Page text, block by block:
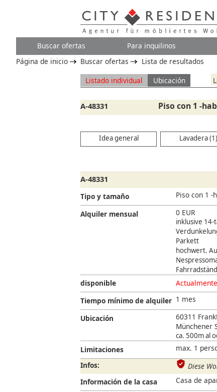
Buscar ofertas Para inquilinos
Página de inicio Buscar ofertas
Lista de resultados
Listado individual
Ubicación
A-48331 Piso con 1 -
«
Idea general Lavadera (1)
A-48331
Tipo y tamaño
Piso con 1 -
Alquiler mensual
0 EUR
inklusive 14-
Parkett
hochwert.
disponible
Tiempo mínimo de alquiler 1 mes
Ubicación
60311
Münchener
ca. 500m al
Limitaciones
max. 1
Infos:
Diese
Información de la casa
Casa de